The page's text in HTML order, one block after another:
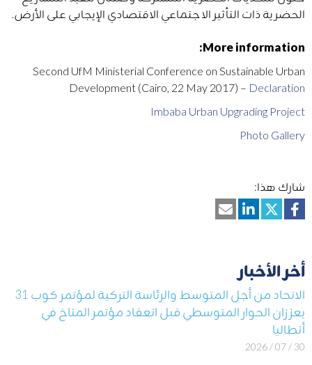
الحضرية ذات التأثير الاجتماعي الاقتصادي الإيجابي على الأرض.
More information:
Second UfM Ministerial Conference on Sustainable Urban
Development (Cairo, 22 May 2017) – Declaration
Imbaba Urban Upgrading Project
Photo Gallery
شارك هذا:
أخر الأخبار
الاتحاد من أجل المتوسط والرئاسة التركية لمؤتمر كوب 31
يعززان الحوار المتوسطي قبل انعقاد مؤتمر المناخ في
أنطاليا
30 / 07 / 2026